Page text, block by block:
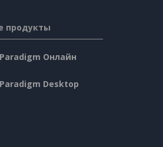
продукты
Онлайн
Desktop